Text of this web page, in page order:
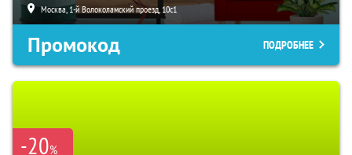
Москва, 1-й Волоколамский проезд, 10с1
Промокод ПОДРОБНЕЕ
-20%